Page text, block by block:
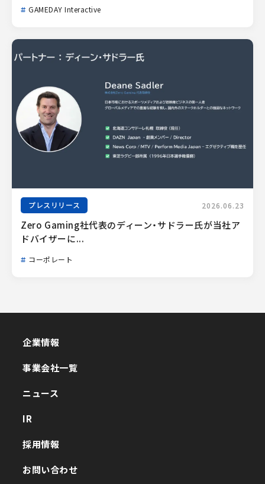
GAMEDAY Interactive
プレスリリース 2026.06.23
Zero Gaming社代表のディーン・サドラー氏が当社ア
ドバイザーに...
コーポレート
企業情報
事業会社一覧
ニュース
IR
採用情報
お問い合わせ